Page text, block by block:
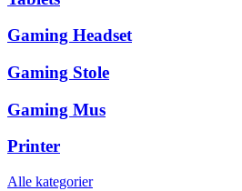
Gaming Headset
Gaming Stole
Gaming Mus
Printer
Alle kategorier